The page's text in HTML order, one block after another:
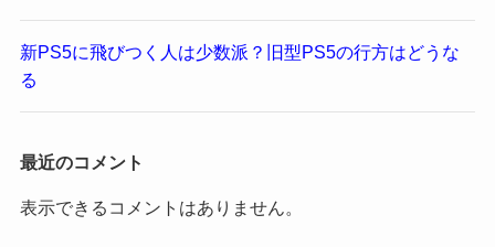
新PS5に飛びつく人は少数派？旧型PS5の行方はどうな
る
最近のコメント
表示できるコメントはありません。